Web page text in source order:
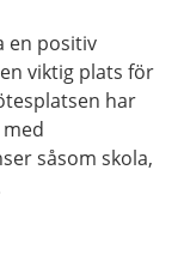
en positiv
viktig plats för
har
såsom skola,